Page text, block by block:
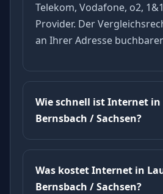
Telekom, Vodafone, o2,
Provider. Der
an Ihrer Adresse
Wie schnell ist Internet in
Bernsbach / Sachsen?
Was kostet Internet in
Bernsbach / Sachsen?